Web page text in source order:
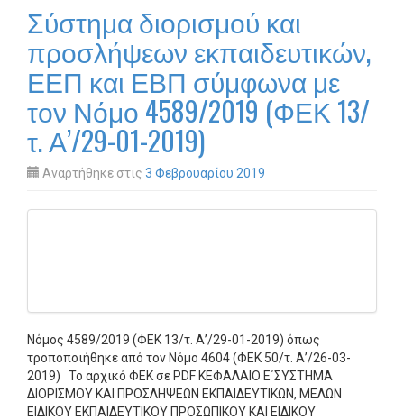
Σύστημα διορισμού και
προσλήψεων εκπαιδευτικών,
ΕΕΠ και ΕΒΠ σύμφωνα με
τον Νόμο 4589/2019 (ΦΕΚ 13/
τ. Α’/29-01-2019)
Αναρτήθηκε στις 3 Φεβρουαρίου 2019
Νόμος 4589/2019 (ΦΕΚ 13/τ. Α’/29-01-2019) όπως
τροποποιήθηκε από τον Νόμο 4604 (ΦΕΚ 50/τ. Α’/26-03-
2019) Το αρχικό ΦΕΚ σε PDF ΚΕΦΑΛΑΙΟ Ε΄ΣΥΣΤΗΜΑ
ΔΙΟΡΙΣΜΟΥ ΚΑΙ ΠΡΟΣΛΗΨΕΩΝ ΕΚΠΑΙΔΕΥΤΙΚΩΝ, ΜΕΛΩΝ
ΕΙΔΙΚΟΥ ΕΚΠΑΙΔΕΥΤΙΚΟΥ ΠΡΟΣΩΠΙΚΟΥ ΚΑΙ ΕΙΔΙΚΟΥ